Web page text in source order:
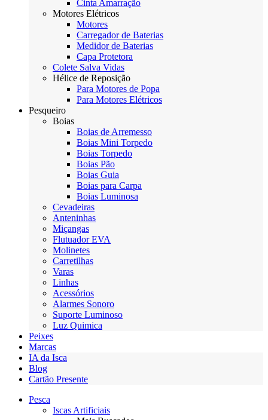
Cinta Amarração
Motores Elétricos
Motores
Carregador de Baterias
Medidor de Baterias
Capa Protetora
Colete Salva Vidas
Hélice de Reposição
Para Motores de Popa
Para Motores Elétricos
Pesqueiro
Boias
Boias de Arremesso
Boias Mini Torpedo
Boias Torpedo
Boias Pão
Boias Guia
Boias para Carpa
Boias Luminosa
Cevadeiras
Anteninhas
Miçangas
Flutuador EVA
Molinetes
Carretilhas
Varas
Linhas
Acessórios
Alarmes Sonoro
Suporte Luminoso
Luz Quimica
Peixes
Marcas
IA da Isca
Blog
Cartão Presente
Pesca
Iscas Artificiais